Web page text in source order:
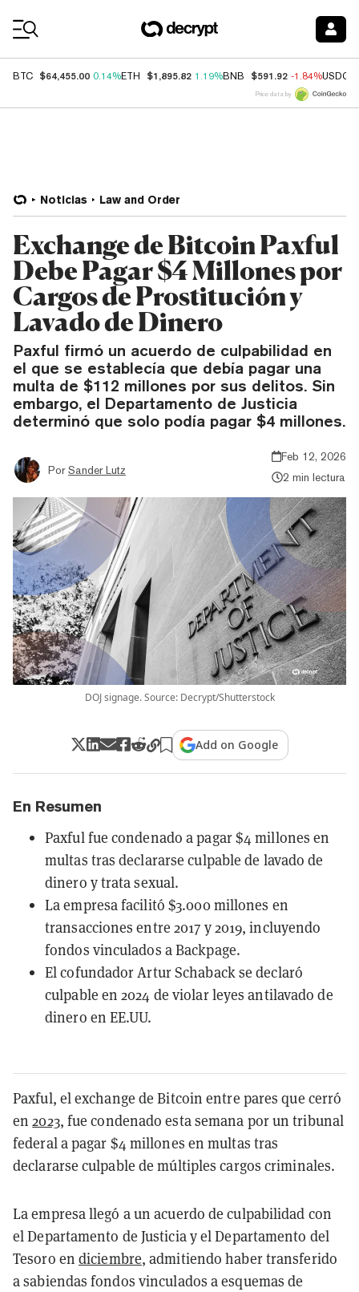
BTC $64,455.00 0.14%ETH $1,895.82 1.19%BNB $591.92 -1.84%USDC
Price data by
Noticias Law and Order
Exchange de Bitcoin Paxful
Debe Pagar $4 Millones por
Cargos de Prostitución y
Lavado de Dinero
Paxful firmó un acuerdo de culpabilidad en
el que se establecía que debía pagar una
multa de $112 millones por sus delitos. Sin
embargo, el Departamento de Justicia
determinó que solo podía pagar $4 millones.
Por Sander Lutz
Feb 12, 2026
2 min lectura
DOJ signage. Source: Decrypt/Shutterstock
Add on Google
En Resumen
Paxful fue condenado a pagar $4 millones en
multas tras declararse culpable de lavado de
dinero y trata sexual.
La empresa facilitó $3.000 millones en
transacciones entre 2017 y 2019, incluyendo
fondos vinculados a Backpage.
El cofundador Artur Schaback se declaró
culpable en 2024 de violar leyes antilavado de
dinero en EE.UU.
Paxful, el exchange de Bitcoin entre pares que cerró
en2023, fue condenado esta semana por un tribunal
federal a pagar $4 millones en multas tras
declararse culpable de múltiples cargos criminales.
La empresa llegó a un acuerdo de culpabilidad con
el Departamento de Justicia y el Departamento del
Tesoro en diciembre, admitiendo haber transferido
a sabiendas fondos vinculados a esquemas de